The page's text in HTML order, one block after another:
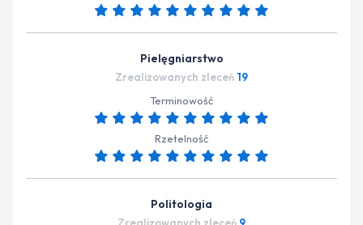
Pielęgniarstwo
Zrealizowanych zleceń 19
Terminowość
Rzetelność
Politologia